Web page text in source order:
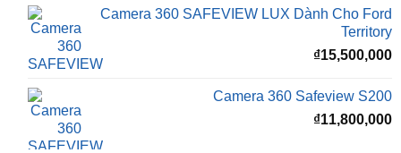
₫15,500,000
Camera 360 Safeview S200
Camera 360 Safeview S300